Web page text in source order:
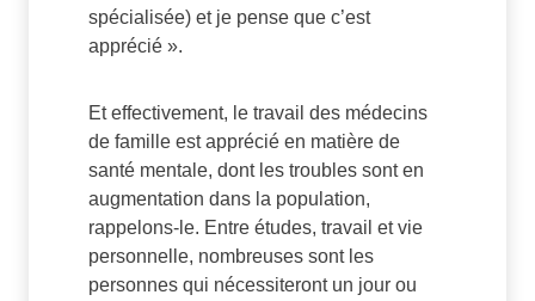
spécialisée) et je pense que c’est
apprécié ».
Et effectivement, le travail des médecins
de famille est apprécié en matière de
santé mentale, dont les troubles sont en
augmentation dans la population,
rappelons-le. Entre études, travail et vie
personnelle, nombreuses sont les
personnes qui nécessiteront un jour ou